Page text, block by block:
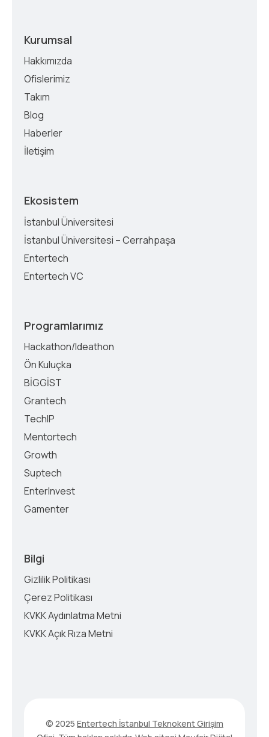
Kurumsal
Hakkımızda
Ofislerimiz
Takım
Blog
Haberler
İletişim
Ekosistem
İstanbul Üniversitesi
İstanbul Üniversitesi – Cerrahpaşa
Entertech
Entertech VC
Programlarımız
Hackathon/Ideathon
Ön Kuluçka
BİGGİST
Grantech
TechIP
Mentortech
Growth
Suptech
EnterInvest
Gamenter
Bilgi
Gizlilik Politikası
Çerez Politikası
KVKK Aydınlatma Metni
KVKK Açık Rıza Metni
© 2025 Entertech İstanbul Teknokent Girişim